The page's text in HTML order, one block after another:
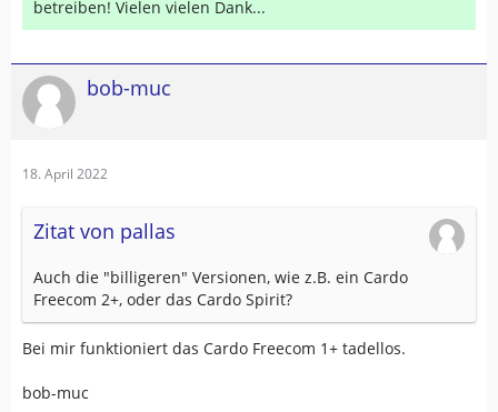
betreiben! Vielen vielen Dank...
bob-muc
18. April 2022
Zitat von pallas
Auch die "billigeren" Versionen, wie z.B. ein Cardo
Freecom 2+, oder das Cardo Spirit?
Bei mir funktioniert das Cardo Freecom 1+ tadellos.
bob-muc